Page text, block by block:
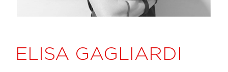
ELISA GAGLIARDI